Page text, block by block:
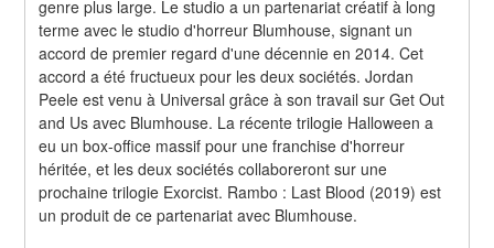
genre plus large. Le studio a un partenariat créatif à long
terme avec le studio d'horreur Blumhouse, signant un
accord de premier regard d'une décennie en 2014. Cet
accord a été fructueux pour les deux sociétés. Jordan
Peele est venu à Universal grâce à son travail sur Get Out
and Us avec Blumhouse. La récente trilogie Halloween a
eu un box-office massif pour une franchise d'horreur
héritée, et les deux sociétés collaboreront sur une
prochaine trilogie Exorcist. Rambo : Last Blood (2019) est
un produit de ce partenariat avec Blumhouse.